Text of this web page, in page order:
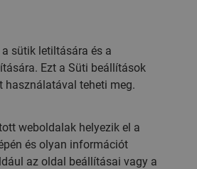
sütik letiltására és a
Ezt a Süti beállítások
használatával teheti meg.
weboldalak helyezik el a
és olyan információt
az oldal beállításai vagy a